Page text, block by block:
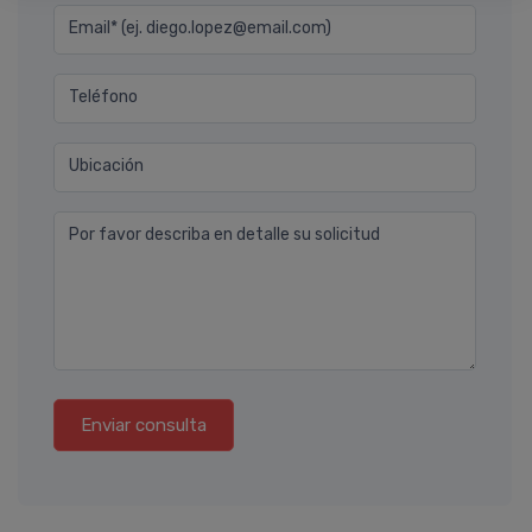
Email* (ej. diego.lopez@email.com)
Teléfono
Ubicación
Por favor describa en detalle su solicitud
Enviar consulta